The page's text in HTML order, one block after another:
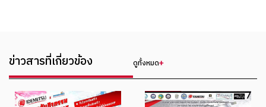
ข่าวสารที่เกี่ยวข้อง ดูทั้งหมด